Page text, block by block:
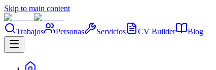
Skip to main content
Trabajos Personas Servicios CV Builder Blog